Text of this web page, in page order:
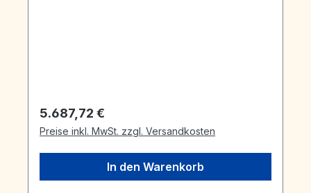
Regulärer Preis:
5.687,72 €
Preise inkl. MwSt. zzgl. Versandkosten
In den Warenkorb